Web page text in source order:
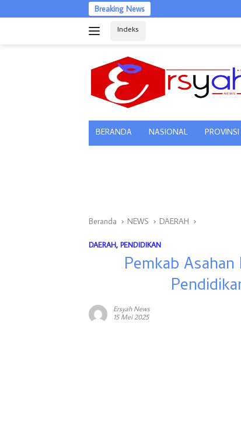
Breaking News
Indeks
BERANDA NASIONAL PROVINSI
Beranda NEWS DAERAH
DAERAH, PENDIDIKAN
Pemkab
Ersyah News
15 Mei 2025